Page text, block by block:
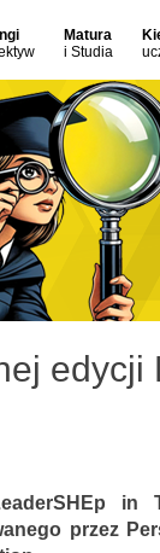
Matura
i Studia
in
przez